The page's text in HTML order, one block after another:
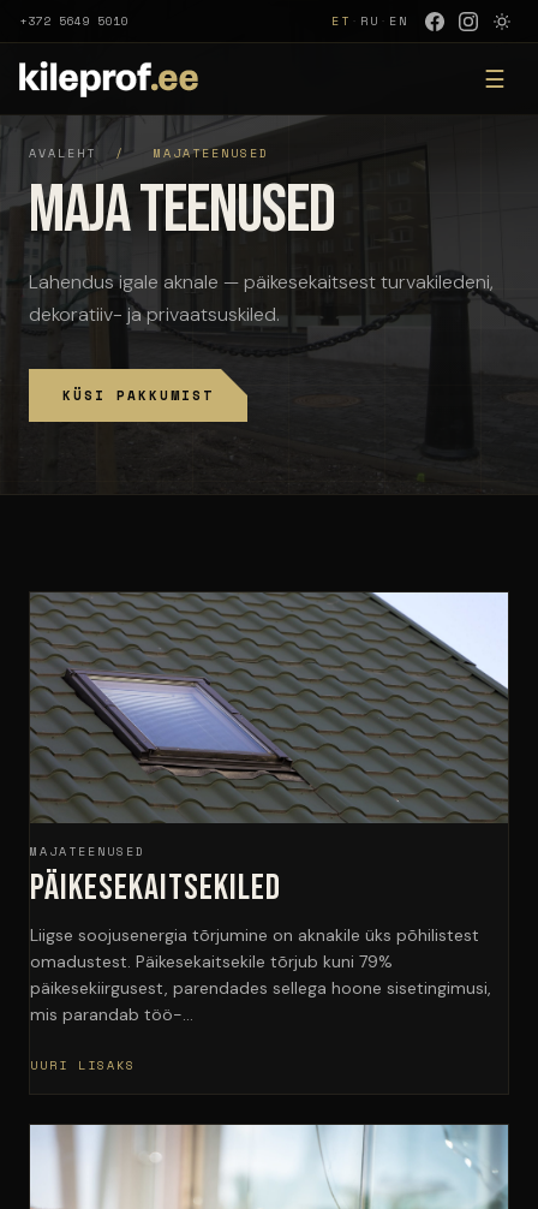
+372 5649 5010 ET · RU · EN
☰
AVALEHT / MAJATEENUSED
Maja teenused
Lahendus igale aknale — päikesekaitsest turvakiledeni,
dekoratiiv- ja privaatsuskiled.
KÜSI PAKKUMIST
MAJATEENUSED
Päikesekaitsekiled
Liigse soojusenergia tõrjumine on aknakile üks põhilistest
omadustest. Päikesekaitsekile tõrjub kuni 79%
päikesekiirgusest, parendades sellega hoone sisetingimusi,
mis parandab töö-…
UURI LISAKS